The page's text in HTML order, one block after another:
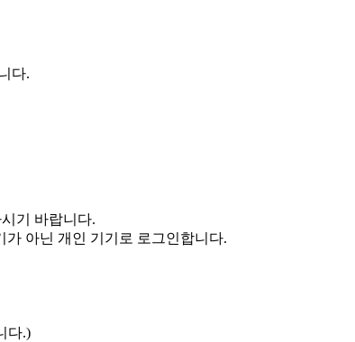
다.
기 바랍니다.
아닌 개인 기기로 로그인합니다.
다.)